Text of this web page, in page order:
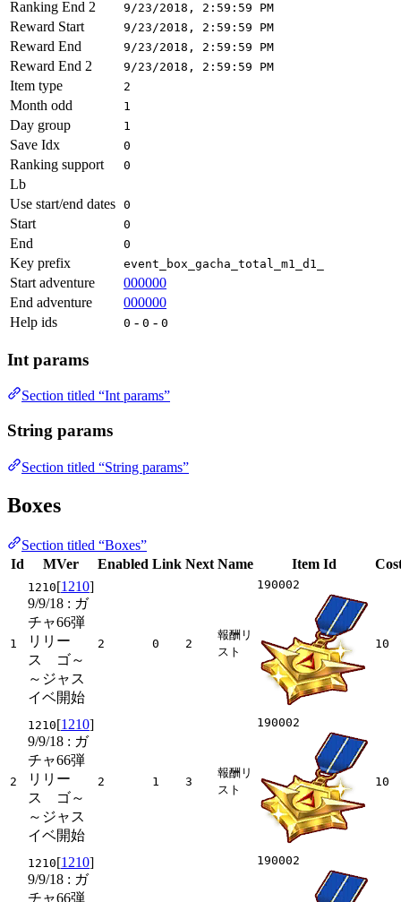
Ranking End 2 9/23/2018, 2:59:59 PM
Reward Start 9/23/2018, 2:59:59 PM
Reward End 9/23/2018, 2:59:59 PM
Reward End 2 9/23/2018, 2:59:59 PM
Item type 2
Month odd 1
Day group 1
Save Idx 0
Ranking support 0
Lb
Use start/end dates 0
Start 0
End 0
Key prefix event_box_gacha_total_m1_d1_
Start adventure
000000
End adventure
000000
Help ids
0 - 0 - 0
Int params
Section titled “Int params”
String params
Section titled “String params”
Boxes
Section titled “Boxes”
Id
MVer Enabled Link Next Name Item Id
1
1210[1210]
9/9/18 : ガ
チャ66弾
リリー
ス ゴ～
～ジャス
イベ開始
2 0 2
報酬リ
スト
190002
10
2
1210[1210]
9/9/18 : ガ
チャ66弾
リリー
ス ゴ～
～ジャス
イベ開始
2 1 3
報酬リ
スト
190002
10
1210[1210]
9/9/18 : ガ
チャ66弾
190002